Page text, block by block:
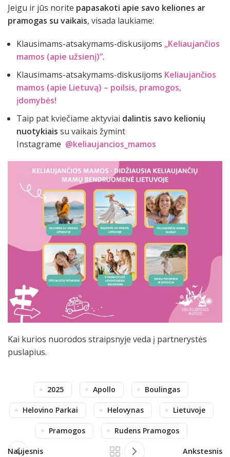
Jeigu ir jūs norite papasakoti apie savo keliones ar
pramogas su vaikais, visada laukiame:
Klausimams-atsakymams-diskusijoms „Keliaujančios
mamos (apie užsienį)”.
Klausimams-atsakymams-diskusijoms Keliaujančios
mamos (apie Lietuvą) – poilsis, pramogos,
įdomybės!
Taip pat kviečiame aktyviai dalintis savo kelionių
nuotykiais su vaikais žymint
Instagrame @keliaujancios_mamos
Kai kurios nuorodos straipsnyje veda į partnerystės
puslapius.
2025 Apollo Boulingas
Helovino Parkai Helovynas Lietuvoje
Pramogos Rudens Pramogos
Naujesnis Ankstesnis